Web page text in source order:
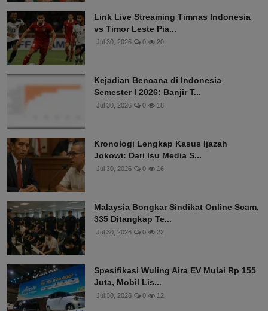
Link Live Streaming Timnas Indonesia
vs Timor Leste Pia...
Jul 30, 2026 0 20
Kejadian Bencana di Indonesia
Semester I 2026: Banjir T...
Jul 30, 2026 0 18
Kronologi Lengkap Kasus Ijazah
Jokowi: Dari Isu Media S...
Jul 30, 2026 0 16
Malaysia Bongkar Sindikat Online Scam,
335 Ditangkap Te...
Jul 30, 2026 0 22
Spesifikasi Wuling Aira EV Mulai Rp 155
Juta, Mobil Lis...
Jul 30, 2026 0 12